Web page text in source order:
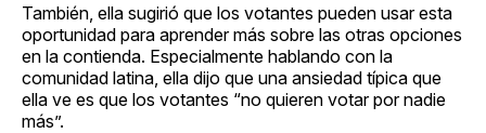
También, ella sugirió que los votantes pueden usar esta
oportunidad para aprender más sobre las otras opciones
en la contienda. Especialmente hablando con la
comunidad latina, ella dijo que una ansiedad típica que
ella ve es que los votantes “no quieren votar por nadie
más”.